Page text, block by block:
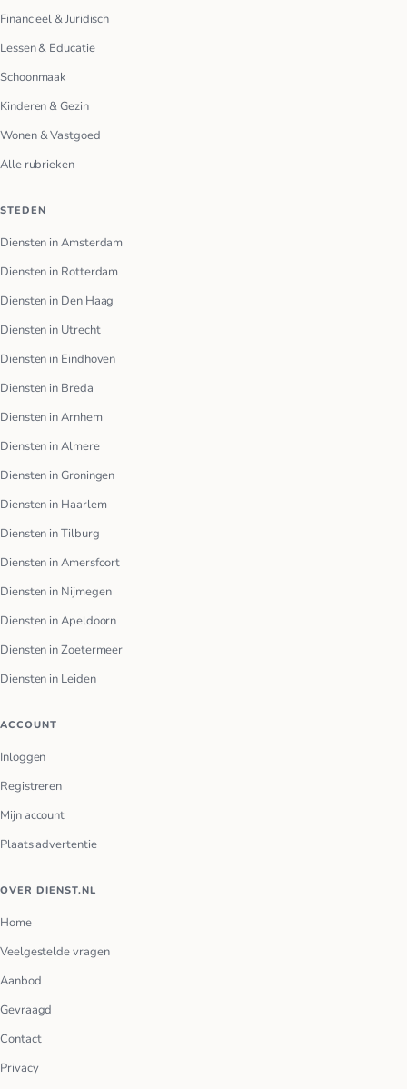
Financieel & Juridisch
Lessen & Educatie
Schoonmaak
Kinderen & Gezin
Wonen & Vastgoed
Alle rubrieken
STEDEN
Diensten in Amsterdam
Diensten in Rotterdam
Diensten in Den Haag
Diensten in Utrecht
Diensten in Eindhoven
Diensten in Breda
Diensten in Arnhem
Diensten in Almere
Diensten in Groningen
Diensten in Haarlem
Diensten in Tilburg
Diensten in Amersfoort
Diensten in Nijmegen
Diensten in Apeldoorn
Diensten in Zoetermeer
Diensten in Leiden
ACCOUNT
Inloggen
Registreren
Mijn account
Plaats advertentie
OVER DIENST.NL
Home
Veelgestelde vragen
Aanbod
Gevraagd
Contact
Privacy